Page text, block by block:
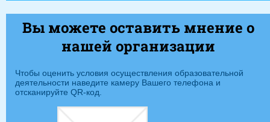
Вы можете оставить мнение о
нашей организации
Чтобы оценить условия осуществления образовательной
деятельности наведите камеру Вашего телефона и
отсканируйте QR-код.